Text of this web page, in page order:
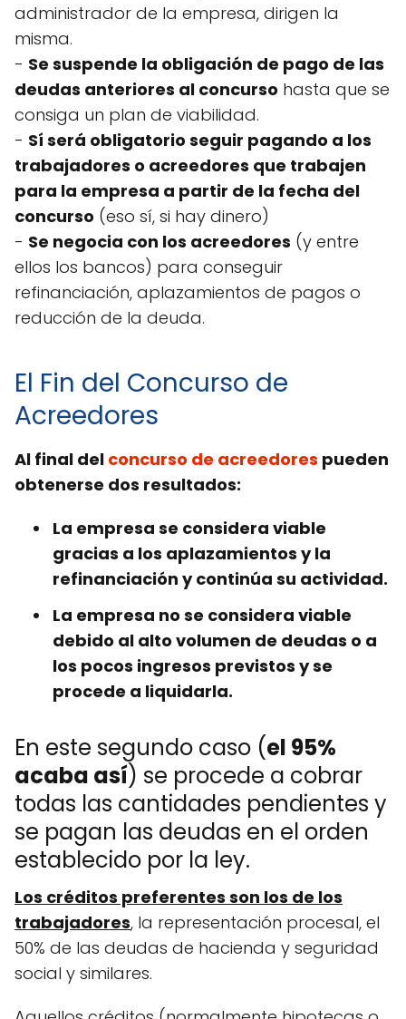
administrador de la empresa, dirigen la
misma.
- Se suspende la obligación de pago de las
deudas anteriores al concurso hasta que se
consiga un plan de viabilidad.
- Sí será obligatorio seguir pagando a los
trabajadores o acreedores que trabajen
para la empresa a partir de la fecha del
concurso (eso sí, si hay dinero)
- Se negocia con los acreedores (y entre
ellos los bancos) para conseguir
refinanciación, aplazamientos de pagos o
reducción de la deuda.
El Fin del Concurso de
Acreedores
Al final del concurso de acreedores pueden
obtenerse dos resultados:
La empresa se considera viable
gracias a los aplazamientos y la
refinanciación y continúa su actividad.
La empresa no se considera viable
debido al alto volumen de deudas o a
los pocos ingresos previstos y se
procede a liquidarla.
En este segundo caso (el 95%
acaba así) se procede a cobrar
todas las cantidades pendientes y
se pagan las deudas en el orden
establecido por la ley.
Los créditos preferentes son los de los
trabajadores, la representación procesal, el
50% de las deudas de hacienda y seguridad
social y similares.